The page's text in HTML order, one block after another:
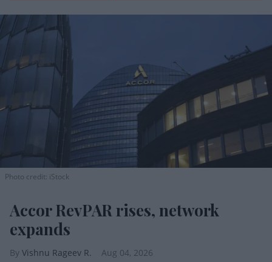
Accor RevPAR rises, network
expands
Vishnu Rageev R.